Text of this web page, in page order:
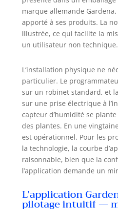
marque allemande
apporté à ses produits. La
illustrée, ce qui facilite la
un utilisateur non technique.
L’installation physique ne
particulier. Le
sur un robinet standard, et
sur une prise électrique à
capteur d’humidité se
des plantes. En une
est opérationnel. Pour les
la technologie, la courbe
raisonnable, bien que la
l’application demande un
L’application
pilotage intuitif —